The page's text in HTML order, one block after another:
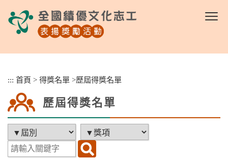
::: 首頁 > 得獎名單 >歷屆得獎名單
歷屆得獎名單